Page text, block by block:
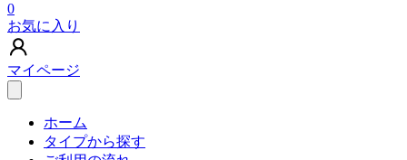
0
お気に入り
マイページ
ホーム
タイプから探す